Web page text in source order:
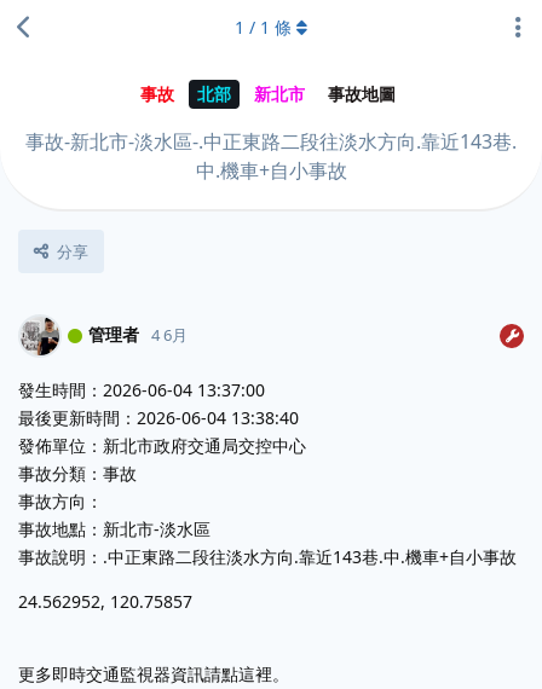
事故 北部 新北市 事故地圖
事故-新北市-淡水區-.中正東路二段往淡水方向.靠近143巷.
中.機車+自小事故
分享
1 / 1 條
管理者 4 6月
發生時間：2026-06-04 13:37:00
最後更新時間：2026-06-04 13:38:40
發佈單位：新北市政府交通局交控中心
事故分類：事故
事故方向：
事故地點：新北市-淡水區
事故說明：.中正東路二段往淡水方向.靠近143巷.中.機車+自小事故
24.562952, 120.75857
更多即時交通監視器資訊請點這裡。